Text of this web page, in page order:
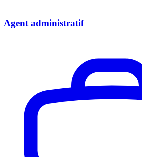
Agent administratif